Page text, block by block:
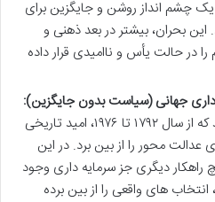
یک چشم انداز روشن و جایگزین برای
بحران، بیشتر در بعد ذهنی و
در حالت یأس و ناامیدی قرار داده
داری جهانی (سیاست بدون جایگزین):
بدیو این را راهبردی می داند که از سال ۱۷۹۲ تا ۱۹۷۶، امید تاریخی
عدالت محور را از بین برد. در این
دیگری جز سرمایه داری وجود
های واقعی را از بین برده